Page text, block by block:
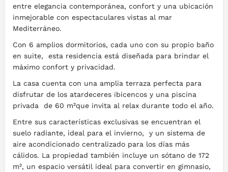
entre elegancia contemporánea, confort y una ubicación
inmejorable con espectaculares vistas al mar
Mediterráneo.
Con 6 amplios dormitorios, cada uno con su propio baño
en suite, esta residencia está diseñada para brindar el
máximo confort y privacidad.
La casa cuenta con una amplia terraza perfecta para
disfrutar de los atardeceres ibicencos y una piscina
privada de 60 m²que invita al relax durante todo el año.
Entre sus características exclusivas se encuentran el
suelo radiante, ideal para el invierno, y un sistema de
aire acondicionado centralizado para los días más
cálidos. La propiedad también incluye un sótano de 172
m², un espacio versátil ideal para convertir en gimnasio,